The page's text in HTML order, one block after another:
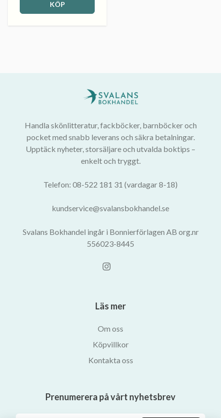
KÖP
Handla skönlitteratur, fackböcker, barnböcker och
pocket med snabb leverans och säkra betalningar.
Upptäck nyheter, storsäljare och utvalda boktips –
enkelt och tryggt.
Telefon: 08-522 181 31 (vardagar 8-18)
kundservice@svalansbokhandel.se
Svalans Bokhandel ingår i Bonnierförlagen AB org.nr
556023-8445
Läs mer
Om oss
Köpvillkor
Kontakta oss
Prenumerera på vårt nyhetsbrev